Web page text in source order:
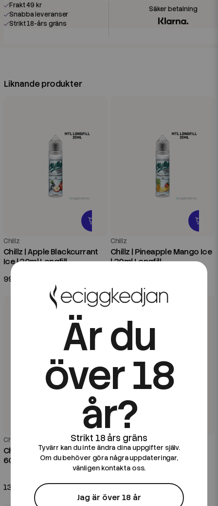
Frakt 49 kr
Snabba leveranser
Strikt 18-års gräns
Liknande produkter
Chillz
Chillz | Apple Blackcurrant
Ice | 20ml Longfill
99 kr
Chillz
Chillz | Pineapple Mango Ice
| 20ml Longfill
Chillz
Chillz | Peach Guava Ice |
60ml Kombofill
139 kr
Chillz
Chillz | Passionfruit
Nectarine Ice | 60ml
Kombofill
139 kr
Är du
över 18
år?
Tyvärr kan du inte ändra dina uppgifter själv.
Om du behöver göra några uppdateringar,
vänligen kontakta oss.
Jag är över 18 år